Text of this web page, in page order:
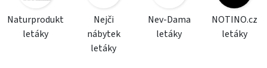
Naturprodukt
letáky
Nejči
nábytek
letáky
Nev-Dama
letáky
NOTINO.cz
letáky